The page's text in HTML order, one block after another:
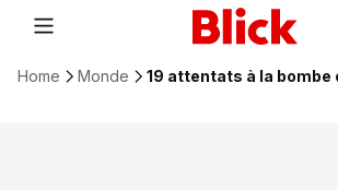
Home Monde 19 attentats à la bombe